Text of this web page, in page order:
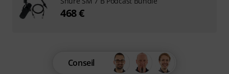
Conseil
468 €